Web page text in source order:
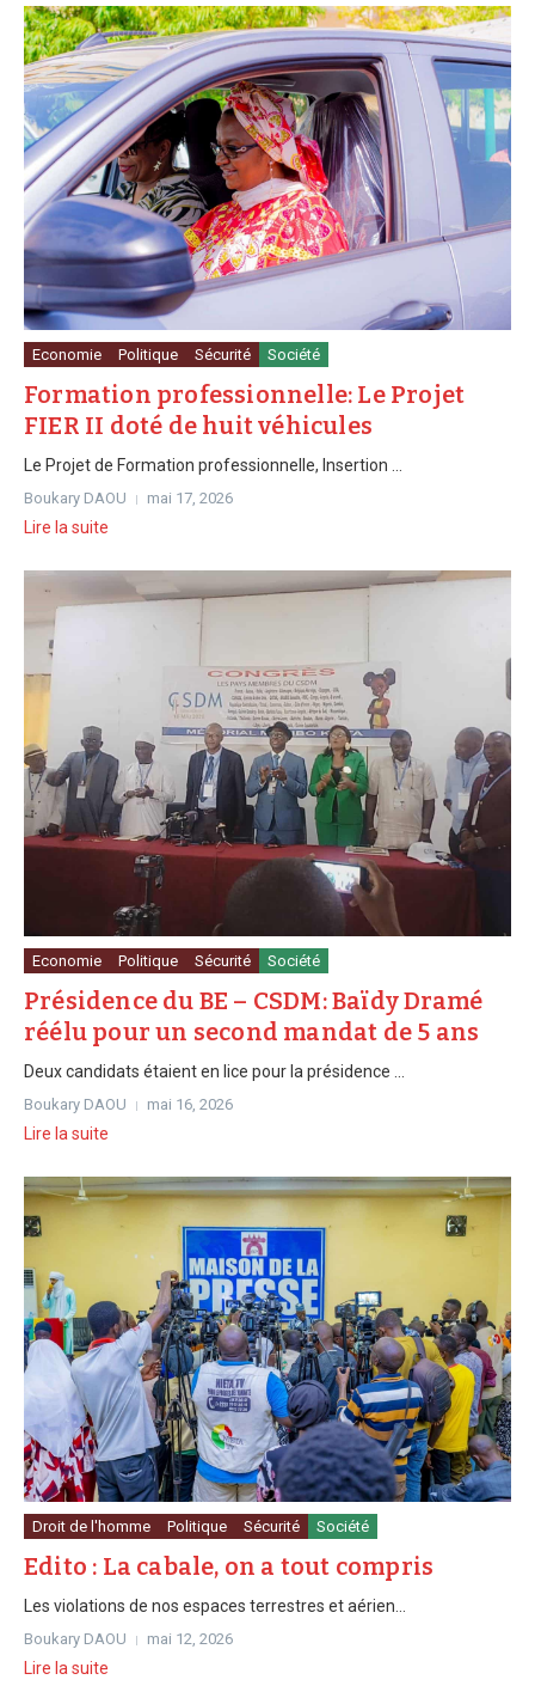
Economie Politique Sécurité Société
Formation professionnelle: Le Projet
FIER II doté de huit véhicules
Le Projet de Formation professionnelle, Insertion ...
Boukary DAOU mai 17, 2026
Lire la suite
Economie Politique Sécurité Société
Présidence du BE – CSDM: Baïdy Dramé
réélu pour un second mandat de 5 ans
Deux candidats étaient en lice pour la présidence ...
Boukary DAOU mai 16, 2026
Lire la suite
Droit de l'homme Politique Sécurité Société
Edito : La cabale, on a tout compris
Les violations de nos espaces terrestres et aérien...
Boukary DAOU mai 12, 2026
Lire la suite